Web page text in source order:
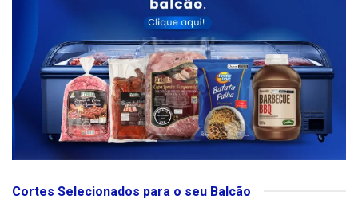
Cortes Selecionados para o seu Balcão